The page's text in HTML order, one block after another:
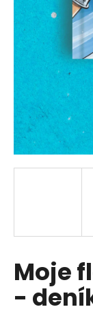
Moje
-
a
o
o
r
u